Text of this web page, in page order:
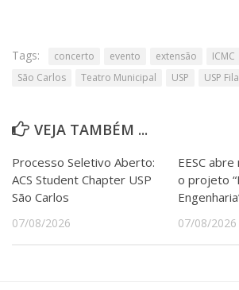
Tags: concerto evento extensão ICMC
São Carlos
Teatro Municipal USP USP
VEJA TAMBÉM ...
Processo Seletivo Aberto:
ACS Student Chapter USP
São Carlos
07/08/2026
EESC
o projeto
07/08/2026